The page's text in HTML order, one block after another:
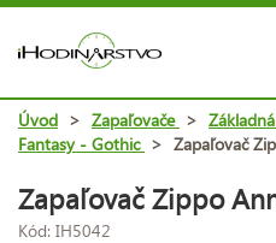
Úvod > Zapaľovače >
Fantasy - Gothic > Zapaľovač
Zapaľovač Zippo
Kód: IH5042